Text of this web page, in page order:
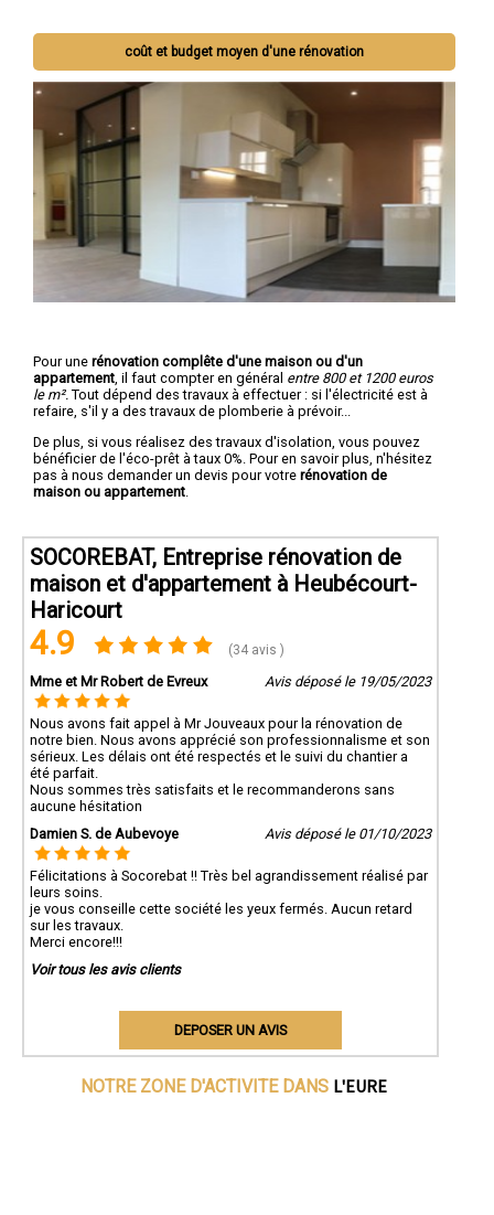
coût et budget moyen d'une rénovation
Pour une rénovation complête d'une maison ou d'un
appartement , il faut compter en général entre 800 et 1200 euros
le m². Tout dépend des travaux à effectuer : si l'électricité est à
refaire, s'il y a des travaux de plomberie à prévoir...
De plus, si vous réalisez des travaux d'isolation, vous pouvez
bénéficier de l'éco-prêt à taux 0%. Pour en savoir plus, n'hésitez
pas à nous demander un devis pour votre rénovation de
maison ou appartement
SOCOREBAT, Entreprise rénovation de
maison et d'appartement à Heubécourt-
Haricourt
4.9 (34 avis )
Mme et Mr Robert de Evreux Avis déposé le 19/05/2023
Nous avons fait appel à Mr Jouveaux pour la rénovation de
notre bien. Nous avons apprécié son professionnalisme et son
sérieux. Les délais ont été respectés et le suivi du chantier a
été parfait.
Nous sommes très satisfaits et le recommanderons sans
aucune hésitation
Damien S. de Aubevoye
Avis déposé le 01/10/2023
Félicitations à Socorebat !! Très bel agrandissement réalisé par
leurs soins.
je vous conseille cette société les yeux fermés. Aucun retard
sur les travaux.
Merci encore!!!
Voir tous les avis clients
DEPOSER UN AVIS
NOTRE ZONE D'ACTIVITE DANS L'EURE